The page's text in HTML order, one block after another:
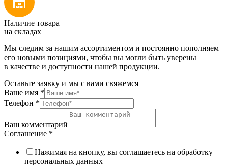
Наличие товара
на складах
Мы следим за нашим ассортиментом и постоянно пополняем
его новыми позициями, чтобы вы могли быть уверены
в качестве и доступности нашей продукции.
Оставьте заявку и мы с вами свяжемся
Ваше имя *
Телефон *
Ваш комментарий
Соглашение *
Нажимая на кнопку, вы соглашаетесь на обработку
персональных данных